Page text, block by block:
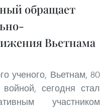
обращает
Вьетнама
ученого, Вьетнам, 80
сегодня стал
участником